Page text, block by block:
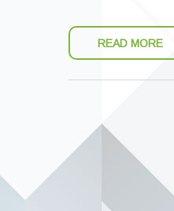
READ MORE